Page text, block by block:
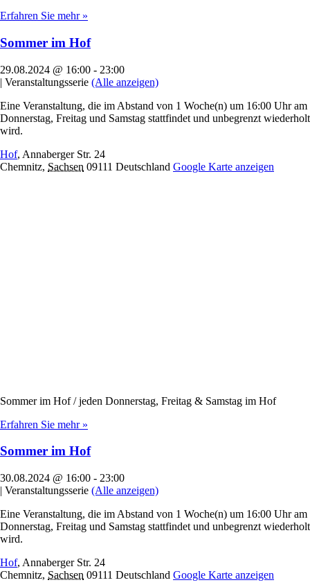
Erfahren Sie mehr »
Sommer im Hof
29.08.2024 @ 16:00 - 23:00
| Veranstaltungsserie (Alle anzeigen)
Eine Veranstaltung, die im Abstand von 1 Woche(n) um 16:00 Uhr am
Donnerstag, Freitag und Samstag stattfindet und unbegrenzt wiederholt
wird.
Hof, Annaberger Str. 24
Chemnitz, Sachsen 09111 Deutschland Google Karte anzeigen
Sommer im Hof / jeden Donnerstag, Freitag & Samstag im Hof
Erfahren Sie mehr »
Sommer im Hof
30.08.2024 @ 16:00 - 23:00
| Veranstaltungsserie (Alle anzeigen)
Eine Veranstaltung, die im Abstand von 1 Woche(n) um 16:00 Uhr am
Donnerstag, Freitag und Samstag stattfindet und unbegrenzt wiederholt
wird.
Hof, Annaberger Str. 24
Chemnitz, Sachsen 09111 Deutschland Google Karte anzeigen